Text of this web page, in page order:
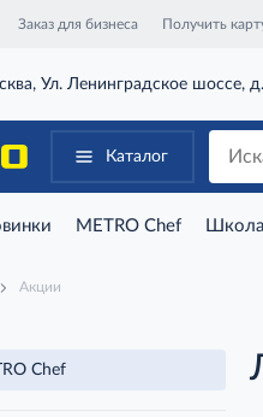
Заказ для бизнеса Получить
Ул. Ленинградское шоссе,
Каталог
METRO Chef Школа
Акции
Chef